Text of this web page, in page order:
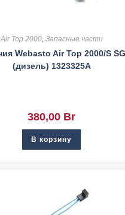
Air Top 2000, Запасные части
Webasto Air Top 2000/S
(дизель) 1323325A
380,00 Br
В корзину